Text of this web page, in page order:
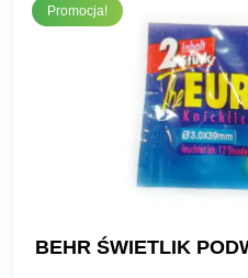
Promocja!
BEHR ŚWIETLIK